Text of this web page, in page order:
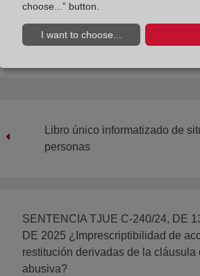
Libro único informatizado de
personas
SENTENCIA TJUE C-240/24, DE
DE 2025 ¿Imprescriptibilidad de
restitución derivadas de la cláusula
abusiva?
choose...” button.
I want to choose...